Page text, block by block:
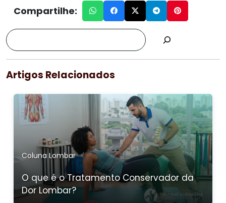
Compartilhe:
Artigos Relacionados
Coluna Lombar
O que é o Tratamento Conservador da
Dor Lombar?